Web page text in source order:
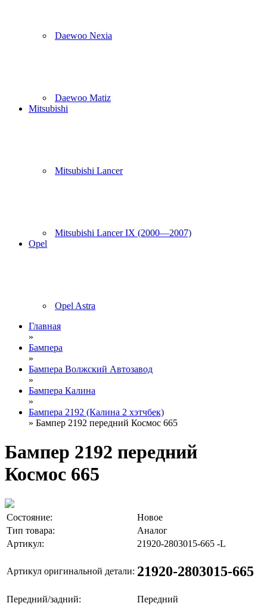
Daewoo Nexia
Daewoo Matiz
Mitsubishi
Mitsubishi Lancer
Mitsubishi Lancer IX (2000—2007)
Opel
Opel Astra
Главная
»
Бампера
»
Бампера Волжский Автозавод
»
Бампера Калина
»
Бампера 2192 (Калина 2 хэтчбек)
» Бампер 2192 передний Космос 665
Бампер 2192 передний
Космос 665
Состояние:
Новое
Тип товара:
Аналог
Артикул:
21920-2803015-665 -L
Артикул оригинальной детали: 21920-2803015-665
Передний/задний:
Передний